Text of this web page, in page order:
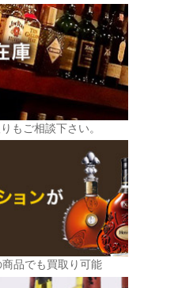
もご相談下さい。
品でも買取り可能